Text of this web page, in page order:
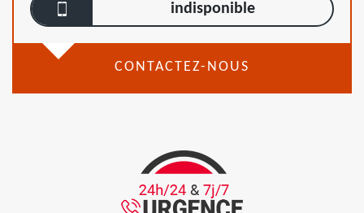
indisponible
CONTACTEZ-NOUS